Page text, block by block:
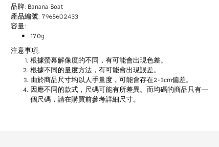
品牌: Banana Boat
產品編號: 7965602433
容量:
170g
注意事項:
根據螢幕解像度的不同，有可能會出現色差。
根據不同的量度方法，有可能會出現誤差。
由於商品尺寸均以人手量度，可能會存在2-3cm偏差。
因應不同的款式，尺碼可能有所差異。而均碼的商品只有一
個尺碼，請在購買前參考詳細尺寸。